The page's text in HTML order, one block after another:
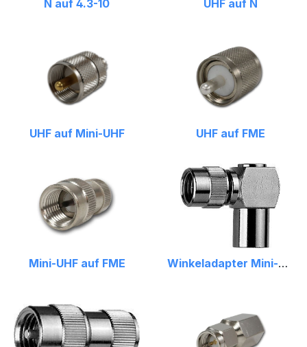
N auf 4.3-10 UHF auf N
UHF auf Mini-UHF UHF auf FME
Mini-UHF auf FME Winkeladapter Mini-UHF auf FME